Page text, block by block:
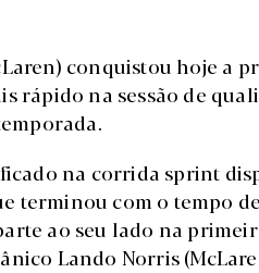
conquistou hoje a
rápido na sessão de
na corrida sprint
terminou com o tempo
ao seu lado na
Lando Norris